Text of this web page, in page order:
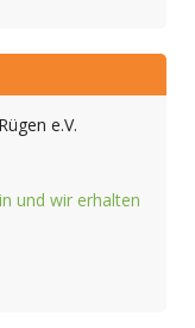
e.V.
und wir erhalten